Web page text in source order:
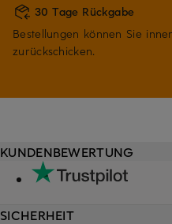
30 Tage Rückgabe
Bestellungen können Sie
zurückschicken.
KUNDENBEWERTUNG
SICHERHEIT